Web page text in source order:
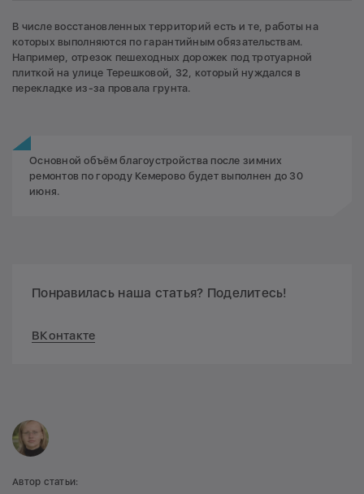
В числе восстановленных территорий есть и те, работы на
которых выполняются по гарантийным обязательствам.
Например, отрезок пешеходных дорожек под тротуарной
плиткой на улице Терешковой, 32, который нуждался в
перекладке из-за провала грунта.
Основной объём благоустройства после зимних
ремонтов по городу Кемерово будет выполнен до 30
июня.
Понравилась наша статья? Поделитесь!
ВКонтакте
Автор статьи: